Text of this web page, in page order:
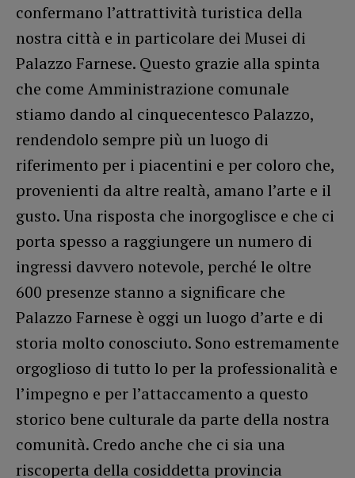
confermano l’attrattività turistica della
nostra città e in particolare dei Musei di
Palazzo Farnese. Questo grazie alla spinta
che come Amministrazione comunale
stiamo dando al cinquecentesco Palazzo,
rendendolo sempre più un luogo di
riferimento per i piacentini e per coloro che,
provenienti da altre realtà, amano l’arte e il
gusto. Una risposta che inorgoglisce e che ci
porta spesso a raggiungere un numero di
ingressi davvero notevole, perché le oltre
600 presenze stanno a significare che
Palazzo Farnese è oggi un luogo d’arte e di
storia molto conosciuto. Sono estremamente
orgoglioso di tutto lo per la professionalità e
l’impegno e per l’attaccamento a questo
storico bene culturale da parte della nostra
comunità. Credo anche che ci sia una
riscoperta della cosiddetta provincia